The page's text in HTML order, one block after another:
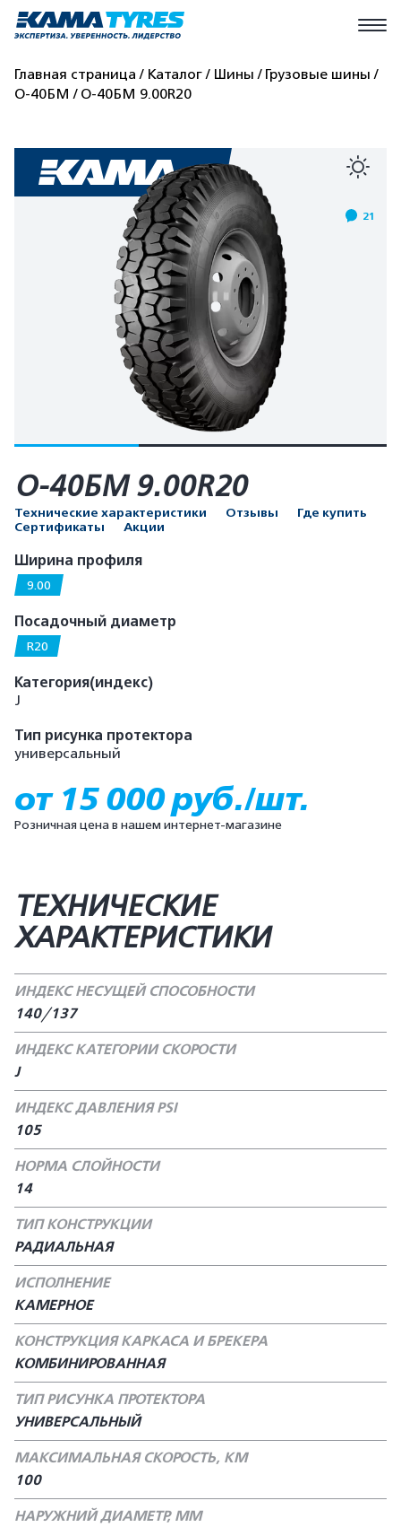
Главная страница Каталог Шины
Грузовые шины
О-40БМ
О-40БМ 9.00R20
21
О-40БМ 9.00R20
Технические характеристики Отзывы
Где купить
Сертификаты
Акции
Ширина профиля
9.00
Посадочный диаметр
R20
Категория(индекс)
J
Тип рисунка протектора
универсальный
от 15 000 руб./шт.
Розничная цена в нашем интернет-магазине
ТЕХНИЧЕСКИЕ
ХАРАКТЕРИСТИКИ
ИНДЕКС НЕСУЩЕЙ СПОСОБНОСТИ
140/137
ИНДЕКС КАТЕГОРИИ СКОРОСТИ
J
ИНДЕКС ДАВЛЕНИЯ PSI
105
НОРМА СЛОЙНОСТИ
14
ТИП КОНСТРУКЦИИ
РАДИАЛЬНАЯ
ИСПОЛНЕНИЕ
КАМЕРНОЕ
КОНСТРУКЦИЯ КАРКАСА И БРЕКЕРА
КОМБИНИРОВАННАЯ
ТИП РИСУНКА ПРОТЕКТОРА
УНИВЕРСАЛЬНЫЙ
МАКСИМАЛЬНАЯ СКОРОСТЬ, КМ
100
НАРУЖНИЙ ДИАМЕТР, ММ